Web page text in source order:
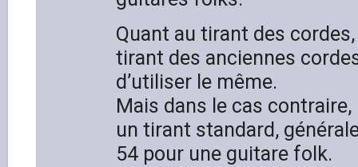
Quant au tirant des
tirant des anciennes
d’utiliser le même.
Mais dans le cas contraire,
un tirant standard,
54 pour une guitare folk.